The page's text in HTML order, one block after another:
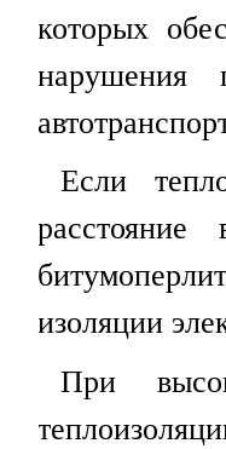
которых
нарушения
Если
изоляции
При